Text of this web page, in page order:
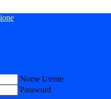
Nome Utente
Password